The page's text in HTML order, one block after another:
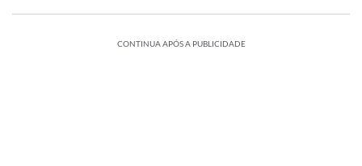
CONTINUA APÓS A PUBLICIDADE